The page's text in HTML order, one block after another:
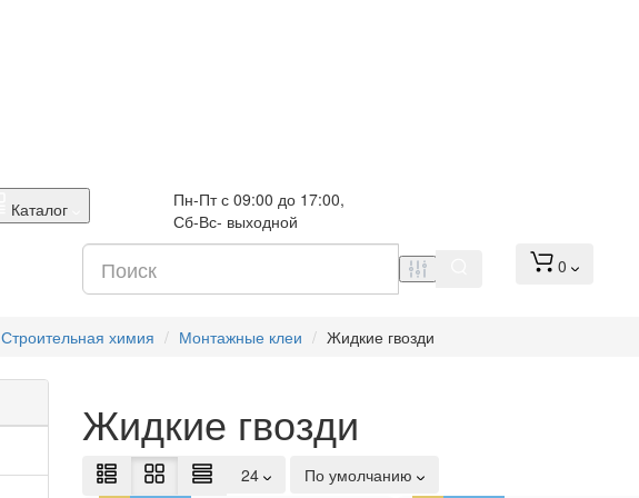
Каталог
Пн-Пт с 09:00 до 17:00,
Сб-Вс- выходной
0
Строительная химия Монтажные клеи Жидкие гвозди
Жидкие гвозди
24
По умолчанию